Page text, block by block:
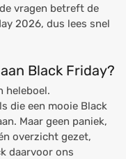
vragen betreft de
2026, dus lees snel
Black Friday?
heleboel.
die een mooie Black
Maar geen paniek,
overzicht gezet,
daarvoor ons